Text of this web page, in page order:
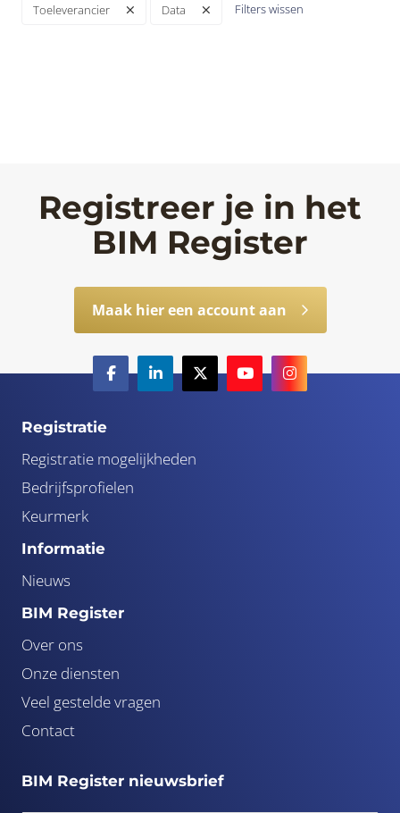
Toeleverancier Data Filters wissen
Registreer je in het
BIM Register
Maak hier een account aan
Registratie
Registratie mogelijkheden
Bedrijfsprofielen
Keurmerk
Informatie
Nieuws
BIM Register
Over ons
Onze diensten
Veel gestelde vragen
Contact
BIM Register nieuwsbrief